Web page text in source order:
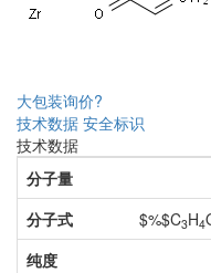
大包装询价?
技术数据 安全标识
技术数据
分子量
分子式
$%$C3H4
纯度